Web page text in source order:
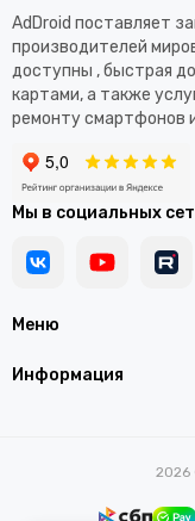
Меню
Информация
AdDroid поставляет
производителей
доступны , быстрая
картами, а также
ремонту смартфонов
Мы в социальных
2026